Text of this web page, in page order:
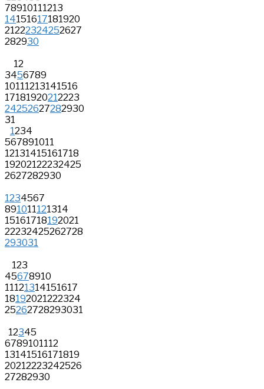
78910111213
14151617181920
21222324252627
282930
12
3456789
10111213141516
17181920212223
24252627282930
31
1234
567891011
12131415161718
19202122232425
2627282930
1234567
891011121314
15161718192021
22232425262728
293031
123
45678910
11121314151617
18192021222324
25262728293031
12345
6789101112
13141516171819
20212223242526
27282930